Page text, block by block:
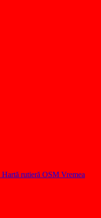
Hartă rutieră OSM Vremea